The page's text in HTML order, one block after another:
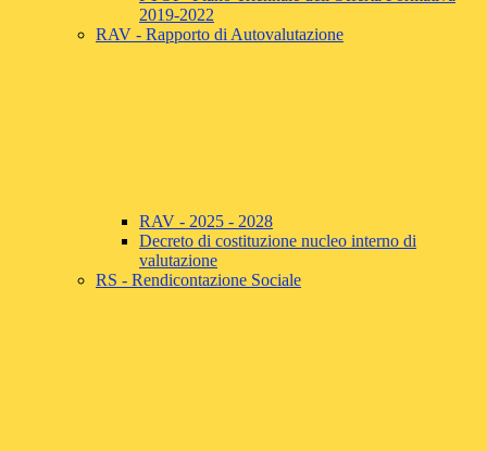
2019-2022
RAV - Rapporto di Autovalutazione
RAV - 2025 - 2028
Decreto di costituzione nucleo interno di
valutazione
RS - Rendicontazione Sociale